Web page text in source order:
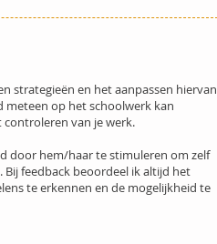
strategieën en het aanpassen hiervan
meteen op het schoolwerk kan
controleren van je werk.
door hem/haar te stimuleren om zelf
feedback beoordeel ik altijd het
te erkennen en de mogelijkheid te